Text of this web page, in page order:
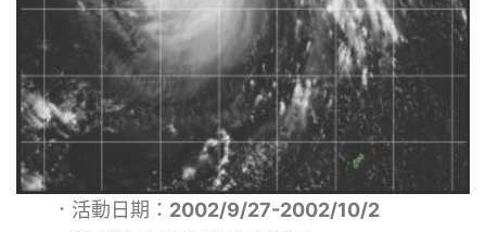
．活動日期： 2002/9/27-2002/10/2